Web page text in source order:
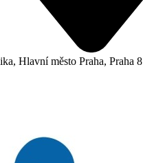
Hlavní město Praha, Praha 8